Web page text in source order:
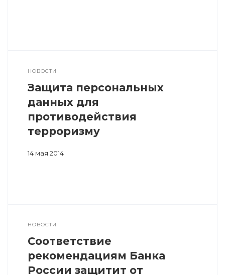
НОВОСТИ
Защита персональных
данных для
противодействия
терроризму
14 мая 2014
НОВОСТИ
Соответствие
рекомендациям Банка
России защитит от